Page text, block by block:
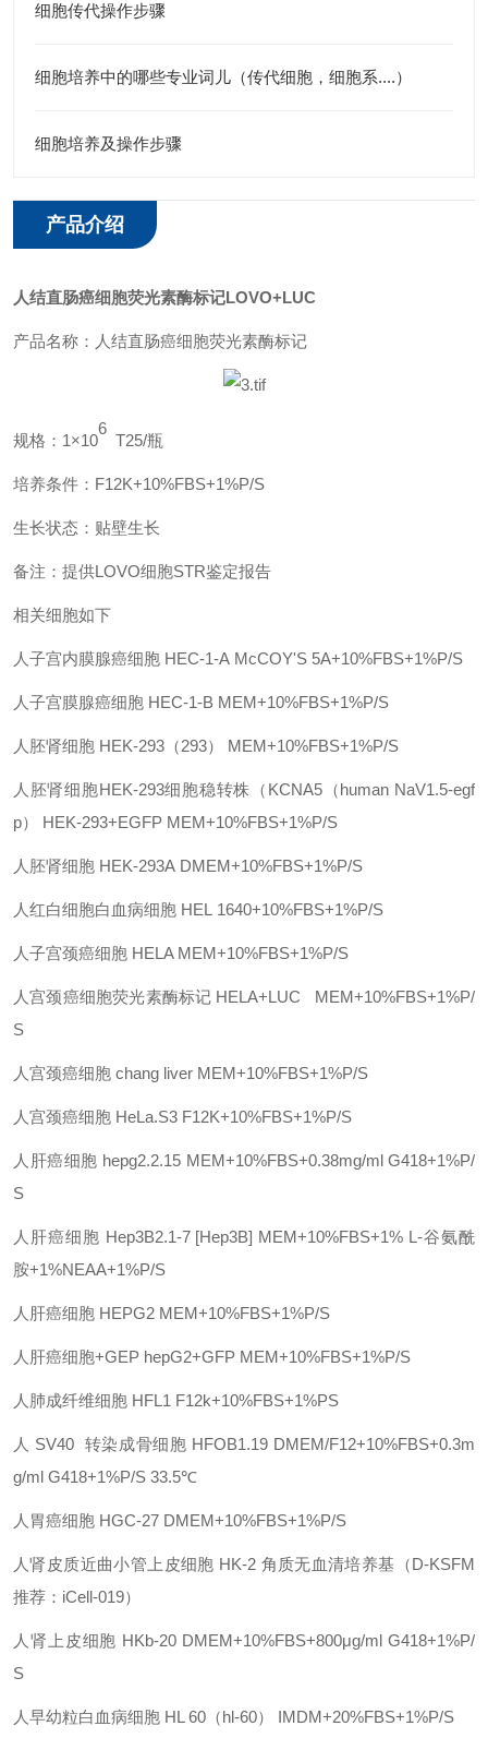
细胞传代操作步骤
细胞培养中的哪些专业词儿（传代细胞，细胞系....）
细胞培养及操作步骤
产品介绍
人结直肠癌细胞荧光素酶标记LOVO+LUC
产品名称：人结直肠癌细胞荧光素酶标记
规格： 1×10
6
T25/瓶
培养条件： F12K+10%FBS+1%P/S
生长状态：贴壁生长
备注：提供LOVO细胞STR鉴定报告
相关细胞如下
人子宫内膜腺癌细胞 HEC-1-A McCOY'S 5A+10%FBS+1%P/S
人子宫膜腺癌细胞 HEC-1-B MEM+10%FBS+1%P/S
人胚肾细胞 HEK-293（293） MEM+10%FBS+1%P/S
人胚肾细胞HEK-293细胞稳转株（KCNA5（human NaV1.5-egf
p）
HEK-293+EGFP MEM+10%FBS+1%P/S
人胚肾细胞 HEK-293A DMEM+10%FBS+1%P/S
人红白细胞白血病细胞 HEL 1640+10%FBS+1%P/S
人子宫颈癌细胞 HELA MEM+10%FBS+1%P/S
人宫颈癌细胞荧光素酶标记 HELA+LUC
MEM+10%FBS+1%P/
S
人宫颈癌细胞 chang liver MEM+10%FBS+1%P/S
人宫颈癌细胞 HeLa.S3 F12K+10%FBS+1%P/S
人肝癌细胞 hepg2.2.15 MEM+10%FBS+0.38mg/ml G418+1%P/
S
人肝癌细胞 Hep3B2.1-7 [Hep3B] MEM+10%FBS+1% L-谷氨酰
胺+1%NEAA+1%P/S
人肝癌细胞 HEPG2 MEM+10%FBS+1%P/S
人肝癌细胞+GEP hepG2+GFP MEM+10%FBS+1%P/S
人肺成纤维细胞 HFL1 F12k+10%FBS+1%PS
人 SV40 转染成骨细胞 HFOB1.19 DMEM/F12+10%FBS+0.3m
g/ml G418+1%P/S 33.5℃
人胃癌细胞 HGC-27 DMEM+10%FBS+1%P/S
人肾皮质近曲小管上皮细胞 HK-2 角质无血清培养基（D-KSFM
推荐：iCell-019）
人肾上皮细胞 HKb-20 DMEM+10%FBS+800μg/ml G418+1%P/
S
人早幼粒白血病细胞 HL 60（hl-60） IMDM+20%FBS+1%P/S